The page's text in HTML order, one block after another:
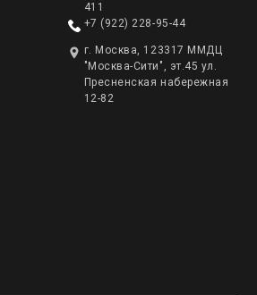
411
+7 (922) 228-95-44
г. Москва, 123317 ММДЦ
"Москва-Сити", эт.45 ул.
Пресненская набережная
12-82